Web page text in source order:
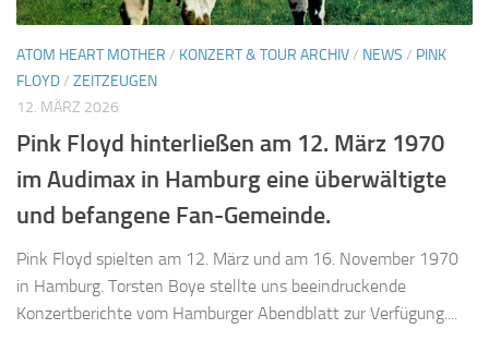
ATOM HEART MOTHER / KONZERT & TOUR ARCHIV/ NEWS / PINK
FLOYD/ ZEITZEUGEN
12. MÄRZ 2026
Pink Floyd hinterließen am 12. März 1970
im Audimax in Hamburg eine überwältigte
und befangene Fan-Gemeinde.
Pink Floyd spielten am 12. März und am 16. November 1970
in Hamburg. Torsten Boye stellte uns beeindruckende
Konzertberichte vom Hamburger Abendblatt zur Verfügung....